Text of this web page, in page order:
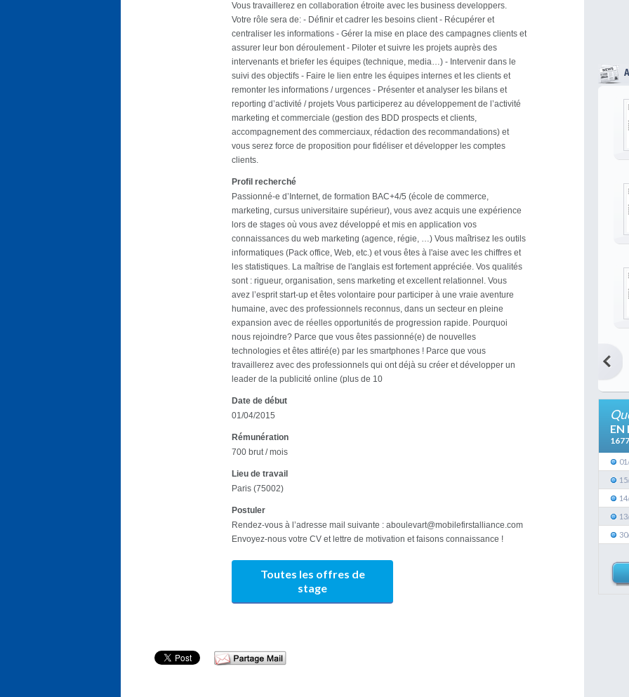
Vous travaillerez en collaboration étroite avec les business developpers.
Votre rôle sera de: - Définir et cadrer les besoins client - Récupérer et
centraliser les informations - Gérer la mise en place des campagnes clients et
assurer leur bon déroulement - Piloter et suivre les projets auprès des
intervenants et briefer les équipes (technique, media…) - Intervenir dans le
suivi des objectifs - Faire le lien entre les équipes internes et les clients et
remonter les informations / urgences - Présenter et analyser les bilans et
reporting d’activité / projets Vous participerez au développement de l’activité
marketing et commerciale (gestion des BDD prospects et clients,
accompagnement des commerciaux, rédaction des recommandations) et
vous serez force de proposition pour fidéliser et développer les comptes
clients.
Profil recherché
Passionné-e d’Internet, de formation BAC+4/5 (école de commerce,
marketing, cursus universitaire supérieur), vous avez acquis une expérience
lors de stages où vous avez développé et mis en application vos
connaissances du web marketing (agence, régie, …) Vous maîtrisez les outils
informatiques (Pack office, Web, etc.) et vous êtes à l'aise avec les chiffres et
les statistiques. La maîtrise de l'anglais est fortement appréciée. Vos qualités
sont : rigueur, organisation, sens marketing et excellent relationnel. Vous
avez l’esprit start-up et êtes volontaire pour participer à une vraie aventure
humaine, avec des professionnels reconnus, dans un secteur en pleine
expansion avec de réelles opportunités de progression rapide. Pourquoi
nous rejoindre? Parce que vous êtes passionné(e) de nouvelles
technologies et êtes attiré(e) par les smartphones ! Parce que vous
travaillerez avec des professionnels qui ont déjà su créer et développer un
leader de la publicité online (plus de 10
Date de début
01/04/2015
Rémunération
700 brut / mois
Lieu de travail
Paris (75002)
Postuler
Rendez-vous à l’adresse mail suivante : aboulevart@mobilefirstalliance.com
Envoyez-nous votre CV et lettre de motivation et faisons connaissance !
Toutes les offres de
stage
EN